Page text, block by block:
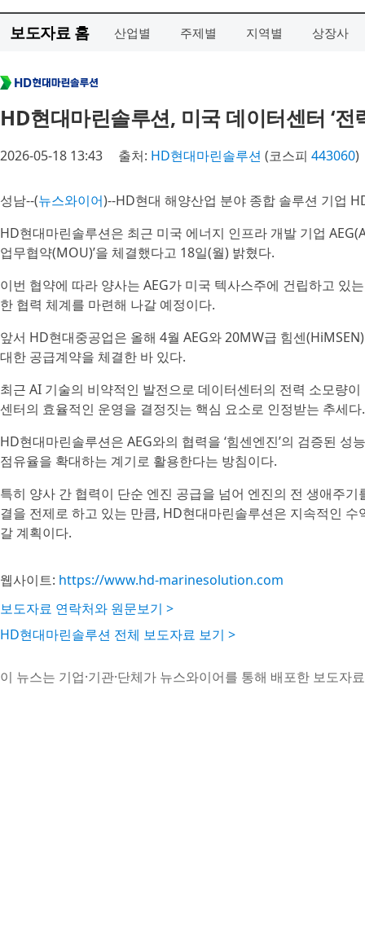
보도자료 홈 산업별 주제별 지역별 상장사
HD현대마린솔루션, 미국 데이터센터 ‘전
2026-05-18 13:43 출처: HD현대마린솔루션 (코스피 443060)
성남--(뉴스와이어)--HD현대 해양산업 분야 종합 솔루션 기업
HD현대마린솔루션은 최근 미국 에너지 인프라 개발 기업
업무협약(MOU)’을 체결했다고 18일(월) 밝혔다.
이번 협약에 따라 양사는 AEG가 미국 텍사스주에 건립하고 있
한 협력 체계를 마련해 나갈 예정이다.
앞서 HD현대중공업은 올해 4월 AEG와 20MW급 힘센
대한 공급계약을 체결한 바 있다.
최근 AI 기술의 비약적인 발전으로 데이터센터의 전력 소모량
센터의 효율적인 운영을 결정짓는 핵심 요소로 인정받는 추세다.
HD현대마린솔루션은 AEG와의 협력을 ‘힘센엔진’의 검증된
점유율을 확대하는 계기로 활용한다는 방침이다.
특히 양사 간 협력이 단순 엔진 공급을 넘어 엔진의 전 생애주기
결을 전제로 하고 있는 만큼, HD현대마린솔루션은 지속적인
갈 계획이다.
웹사이트: https://www.hd-marinesolution.com
보도자료 연락처와 원문보기 >
HD현대마린솔루션 전체 보도자료 보기 >
이 뉴스는 기업·기관·단체가 뉴스와이어를 통해 배포한 보도자